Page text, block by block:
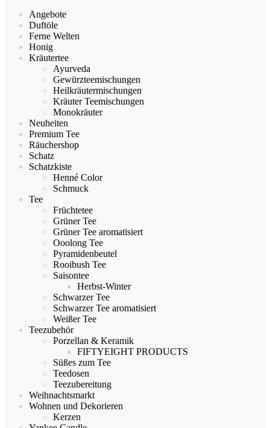
Angebote
Duftöle
Ferne Welten
Honig
Kräutertee
Ayurveda
Gewürzteemischungen
Heilkräutermischungen
Kräuter Teemischungen
Monokräuter
Neuheiten
Premium Tee
Räuchershop
Schatz
Schatzkiste
Henné Color
Schmuck
Tee
Früchtetee
Grüner Tee
Grüner Tee aromatisiert
Ooolong Tee
Pyramidenbeutel
Rooibush Tee
Saisontee
Herbst-Winter
Schwarzer Tee
Schwarzer Tee aromatisiert
Weißer Tee
Teezubehör
Porzellan & Keramik
FIFTYEIGHT PRODUCTS
Süßes zum Tee
Teedosen
Teezubereitung
Weihnachtsmarkt
Wohnen und Dekorieren
Kerzen